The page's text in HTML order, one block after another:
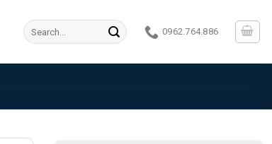
Search
for:
0962.764.886